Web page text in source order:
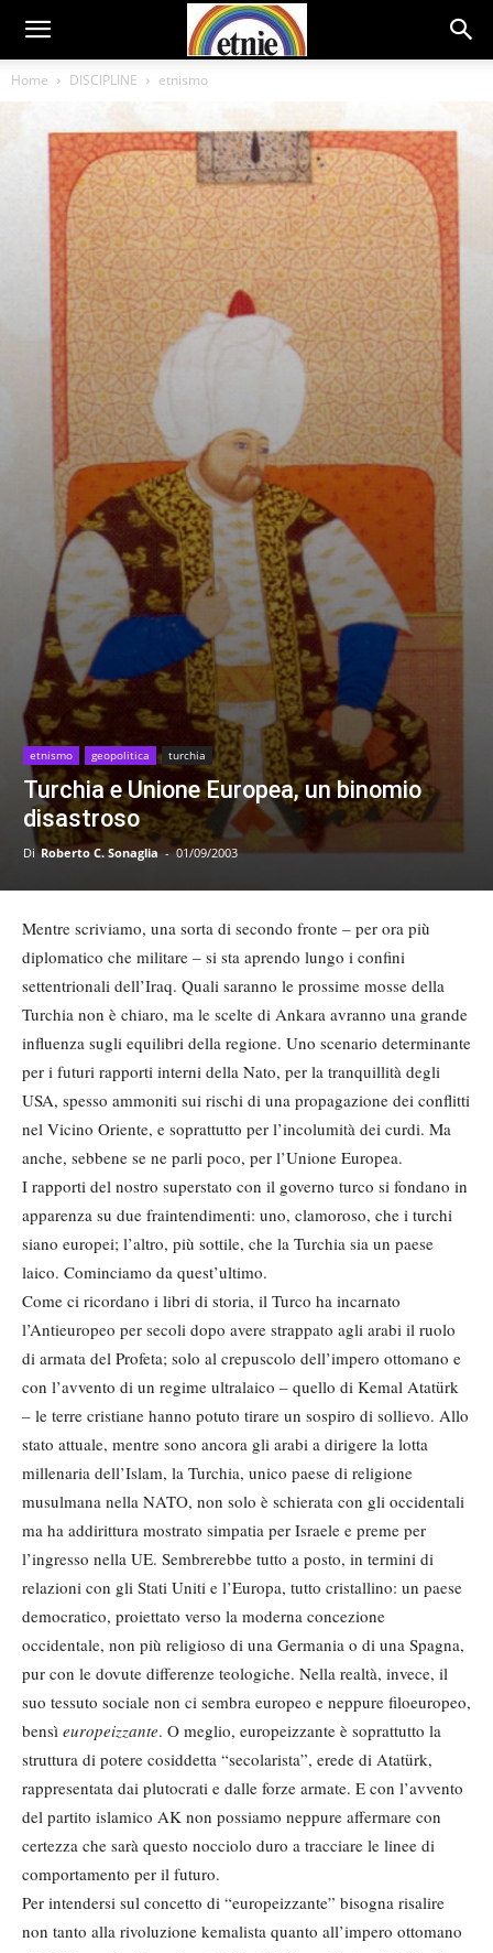
Home DISCIPLINE etnismo
etnismo geopolitica turchia
Turchia e Unione Europea, un binomio
disastroso
Di Roberto C. Sonaglia - 01/09/2003
Mentre scriviamo, una sorta di secondo fronte – per ora più
diplomatico che militare – si sta aprendo lungo i confini
settentrionali dell’Iraq. Quali saranno le prossime mosse della
Turchia non è chiaro, ma le scelte di Ankara avranno una grande
influenza sugli equilibri della regione. Uno scenario determinante
per i futuri rapporti interni della Nato, per la tranquillità degli
USA, spesso ammoniti sui rischi di una propagazione dei conflitti
nel Vicino Oriente, e soprattutto per l’incolumità dei curdi. Ma
anche, sebbene se ne parli poco, per l’Unione Europea.
I rapporti del nostro superstato con il governo turco si fondano in
apparenza su due fraintendimenti: uno, clamoroso, che i turchi
siano europei; l’altro, più sottile, che la Turchia sia un paese
laico. Cominciamo da quest’ultimo.
Come ci ricordano i libri di storia, il Turco ha incarnato
l’Antieuropeo per secoli dopo avere strappato agli arabi il ruolo
di armata del Profeta; solo al crepuscolo dell’impero ottomano e
con l’avvento di un regime ultralaico – quello di Kemal Atatürk
– le terre cristiane hanno potuto tirare un sospiro di sollievo. Allo
stato attuale, mentre sono ancora gli arabi a dirigere la lotta
millenaria dell’Islam, la Turchia, unico paese di religione
musulmana nella NATO, non solo è schierata con gli occidentali
ma ha addirittura mostrato simpatia per Israele e preme per
l’ingresso nella UE. Sembrerebbe tutto a posto, in termini di
relazioni con gli Stati Uniti e l’Europa, tutto cristallino: un paese
democratico, proiettato verso la moderna concezione
occidentale, non più religioso di una Germania o di una Spagna,
pur con le dovute differenze teologiche. Nella realtà, invece, il
suo tessuto sociale non ci sembra europeo e neppure filoeuropeo,
bensì europeizzante. O meglio, europeizzante è soprattutto la
struttura di potere cosiddetta “secolarista”, erede di Atatürk,
rappresentata dai plutocrati e dalle forze armate. E con l’avvento
del partito islamico AK non possiamo neppure affermare con
certezza che sarà questo nocciolo duro a tracciare le linee di
comportamento per il futuro.
Per intendersi sul concetto di “europeizzante” bisogna risalire
non tanto alla rivoluzione kemalista quanto all’impero ottomano